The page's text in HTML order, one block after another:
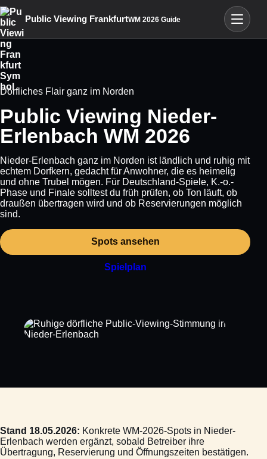
Public Viewing FrankfurtWM 2026 Guide
Menü
Dörfliches Flair ganz im Norden
Public Viewing Nieder-
Erlenbach WM 2026
Nieder-Erlenbach ganz im Norden ist ländlich und ruhig mit
echtem Dorfkern, gedacht für Anwohner, die es heimelig
und ohne Trubel mögen. Für Deutschland-Spiele, K.-o.-
Phase und Finale solltest du früh prüfen, ob Ton läuft, ob
draußen übertragen wird und ob Reservierungen möglich
sind.
Spots ansehen
Spielplan
Stand 18.05.2026: Konkrete WM-2026-Spots in Nieder-
Erlenbach werden ergänzt, sobald Betreiber ihre
Übertragung, Reservierung und Öffnungszeiten bestätigen.